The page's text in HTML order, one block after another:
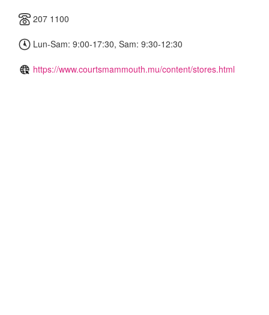
207 1100
Lun-Sam: 9:00-17:30, Sam: 9:30-12:30
https://www.courtsmammouth.mu/content/stores.html